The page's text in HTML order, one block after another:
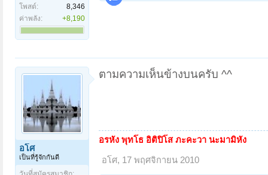
โพสต์:
8,346
ค่าพลัง:
+8,190
อโศ
เป็นที่รู้จักกันดี
ตามความเห็นข้างบนครับ ^^
อรหัง พุทโธ อิติปิโส ภะคะวา นะมามิหัง
อโศ, 17 พฤศจิกายน 2010